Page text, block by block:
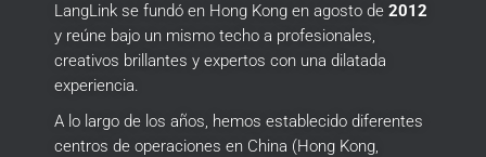
LangLink se fundó en Hong Kong en agosto de 2012
y reúne bajo un mismo techo a profesionales,
creativos brillantes y expertos con una dilatada
experiencia.
A lo largo de los años, hemos establecido diferentes
centros de operaciones en China (Hong Kong,